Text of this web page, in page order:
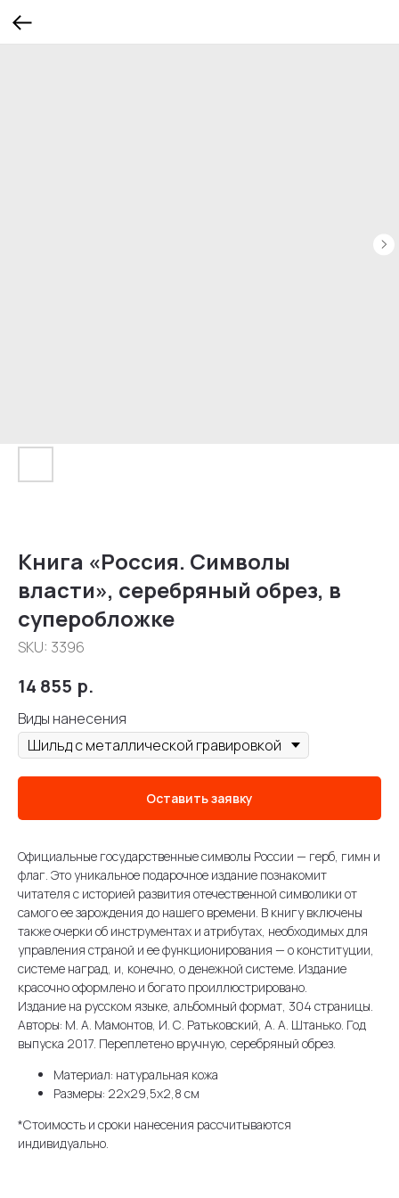
Книга «Россия. Символы
власти», серебряный обрез, в
суперобложке
SKU: 3396
14 855 р.
Виды нанесения
Оставить заявку
Официальные государственные символы России — герб, гимн и
флаг. Это уникальное подарочное издание познакомит
читателя с историей развития отечественной символики от
самого ее зарождения до нашего времени. В книгу включены
также очерки об инструментах и атрибутах, необходимых для
управления страной и ее функционирования — о конституции,
системе наград, и, конечно, о денежной системе. Издание
красочно оформлено и богато проиллюстрировано.
Издание на русском языке, альбомный формат, 304 страницы.
Авторы: М. А. Мамонтов, И. С. Ратьковский, А. А. Штанько. Год
выпуска 2017. Переплетено вручную, серебряный обрез.
Материал: натуральная кожа
Размеры: 22х29,5х2,8 см
*Стоимость и сроки нанесения рассчитываются
индивидуально.